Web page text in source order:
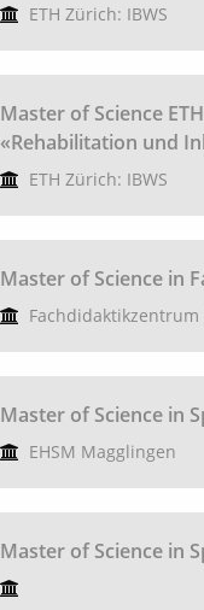
ETH Zürich: IBWS
Master of Science
«Rehabilitation und
ETH Zürich: IBWS
Master of Science in
Fachdidaktikzentrum
Master of Science in
EHSM Magglingen
Master of Science in